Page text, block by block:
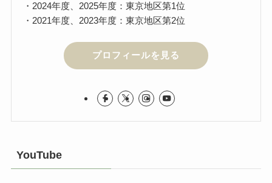
・2024年度、2025年度：東京地区第1位
・2021年度、2023年度：東京地区第2位
プロフィールを見る
YouTube